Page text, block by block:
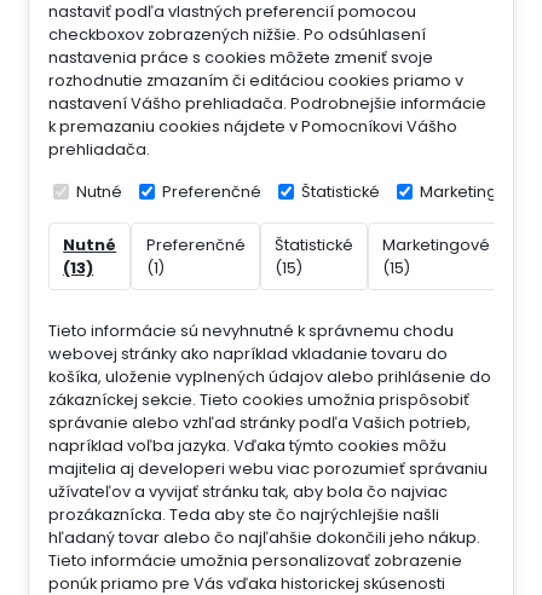
nastaviť podľa vlastných preferencií pomocou
checkboxov zobrazených nižšie. Po odsúhlasení
nastavenia práce s cookies môžete zmeniť svoje
rozhodnutie zmazaním či editáciou cookies priamo v
nastavení Vášho prehliadača. Podrobnejšie informácie
k premazaniu cookies nájdete v Pomocníkovi Vášho
prehliadača.
Nutné Preferenčné Štatistické Marketingové
Nutné
(13)
Preferenčné
(1)
Štatistické
(15)
Marketingové
(15)
Tieto informácie sú nevyhnutné k správnemu chodu
webovej stránky ako napríklad vkladanie tovaru do
košíka, uloženie vyplnených údajov alebo prihlásenie do
zákazníckej sekcie. Tieto cookies umožnia prispôsobiť
správanie alebo vzhľad stránky podľa Vašich potrieb,
napríklad voľba jazyka. Vďaka týmto cookies môžu
majitelia aj developeri webu viac porozumieť správaniu
užívateľov a vyvijať stránku tak, aby bola čo najviac
prozákaznícka. Teda aby ste čo najrýchlejšie našli
hľadaný tovar alebo čo najľahšie dokončili jeho nákup.
Tieto informácie umožnia personalizovať zobrazenie
ponúk priamo pre Vás vďaka historickej skúsenosti